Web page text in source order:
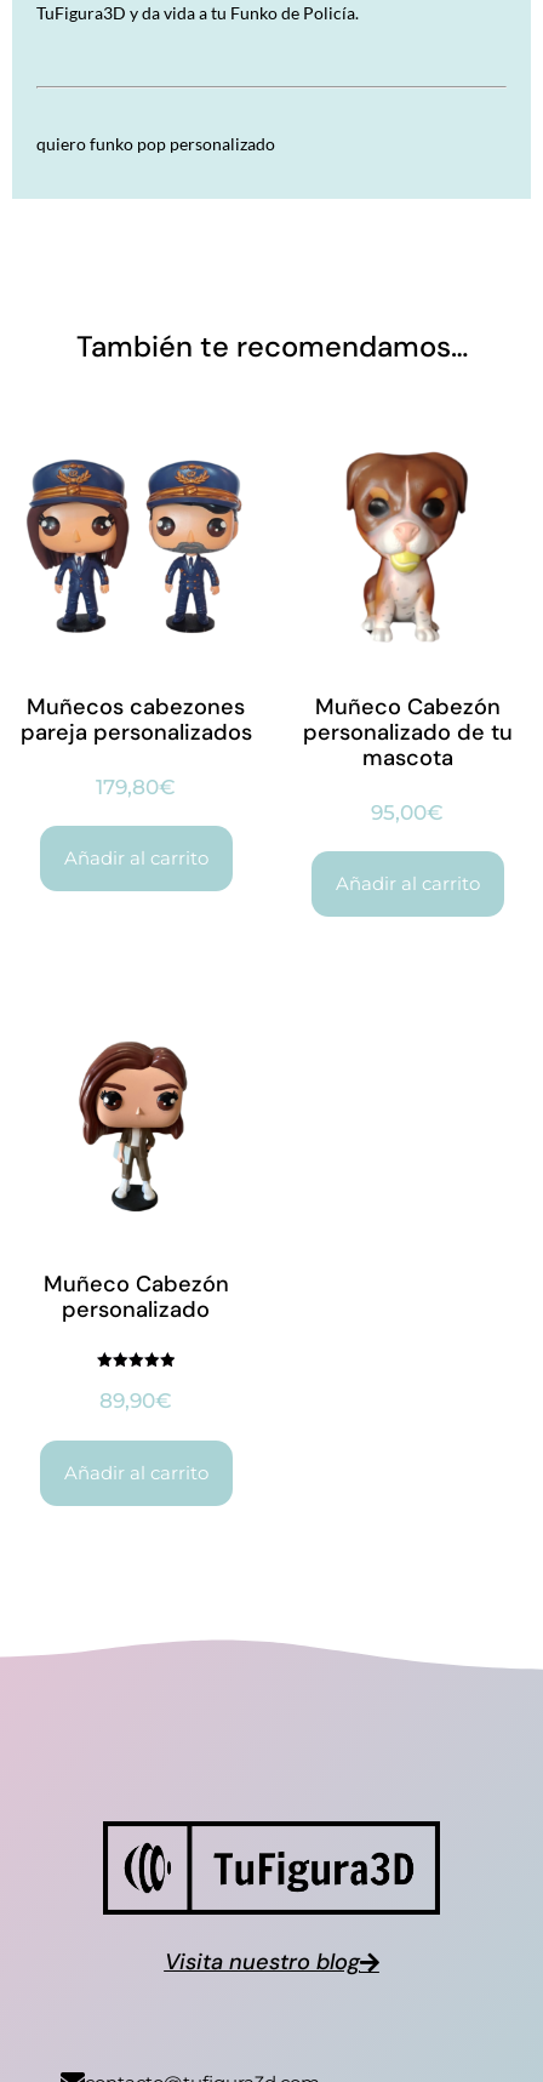
TuFigura3D y da vida a tu Funko de Policía.
quiero funko pop personalizado
También te recomendamos…
Muñecos cabezones
pareja personalizados
179,80€
Añadir al carrito
Muñeco Cabezón
personalizado de tu
mascota
95,00€
Añadir al carrito
Muñeco Cabezón
personalizado
con
5.00
89,90€
Añadir al carrito
Visita nuestro blog